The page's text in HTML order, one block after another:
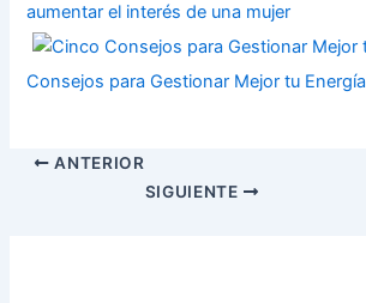
aumentar el interés de una mujer
Consejos para Gestionar Mejor tu Energía
ANTERIOR
SIGUIENTE